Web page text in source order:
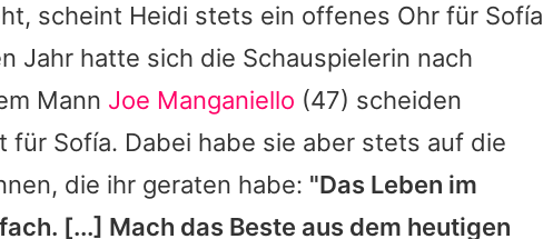
scheint Heidi stets ein offenes Ohr für Sofía
Jahr hatte sich die Schauspielerin nach
Mann Joe Manganiello (47) scheiden
für Sofía. Dabei habe sie aber stets auf die
die ihr geraten habe: "Das Leben im
[...] Mach das Beste aus dem heutigen